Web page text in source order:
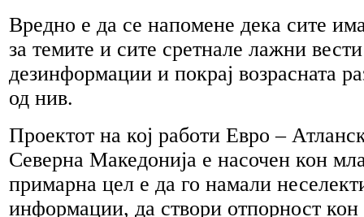
Вредно е да се напомене дека сите
за темите и сите сретнале лажни
дезинформации и покрај возрасната
од нив.
Проектот на кој работи Евро –
Северна Македонија е насочен кон
примарна цел е да го намали
информации, да створи отпорност